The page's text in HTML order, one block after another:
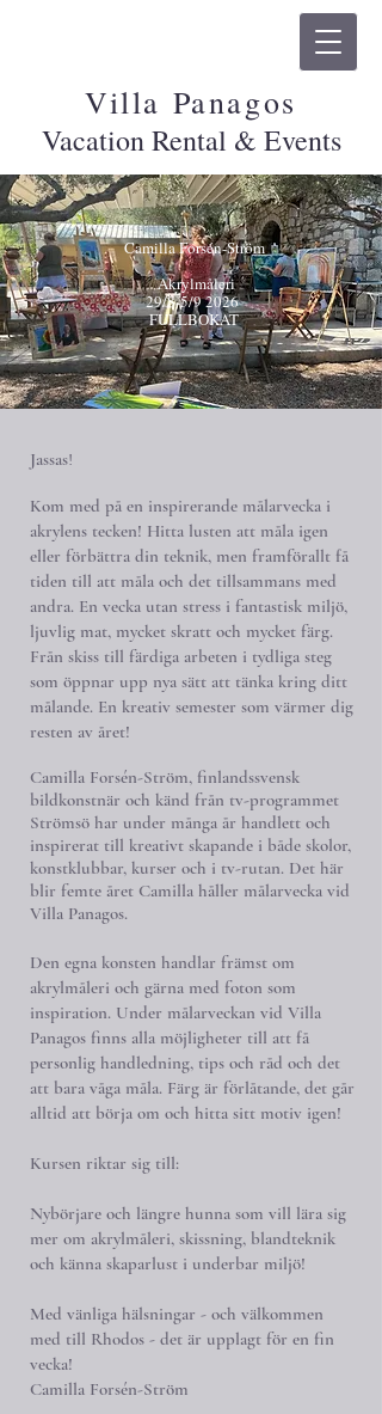
Villa Panagos
Vacation Rental & Events
Camilla Forsén-Ström
Akrylmåleri
29/8-5/9 2026
FULLBOKAT
Jassas!
Kom med på en inspirerande målarvecka i
akrylens tecken! Hitta lusten att måla igen
eller förbättra din teknik, men framförallt få
tiden till att måla och det tillsammans med
andra. En vecka utan stress i fantastisk miljö,
ljuvlig mat, mycket skratt och mycket färg.
Från skiss till färdiga arbeten i tydliga steg
som öppnar upp nya sätt att tänka kring ditt
målande. En kreativ semester som värmer dig
resten av året!
Camilla Forsén-Ström, finlandssvensk
bildkonstnär och känd från tv-programmet
Strömsö har under många år handlett och
inspirerat till kreativt skapande i både skolor,
konstklubbar, kurser och i tv-rutan. Det här
blir femte året Camilla håller målarvecka vid
Villa Panagos.
Den egna konsten handlar främst om
akrylmåleri och gärna med foton som
inspiration. Under målarveckan vid Villa
Panagos finns alla möjligheter till att få
personlig handledning, tips och råd och det
att bara våga måla. Färg är förlåtande, det går
alltid att börja om och hitta sitt motiv igen!
Kursen riktar sig till:
Nybörjare och längre hunna som vill lära sig
mer om akrylmåleri, skissning, blandteknik
och känna skaparlust i underbar miljö!
Med vänliga hälsningar - och välkommen
med till Rhodos - det är upplagt för en fin
vecka!
Camilla Forsén-Ström